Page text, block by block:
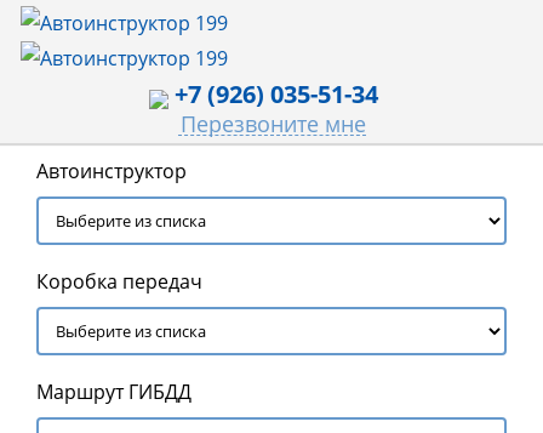
+7 (926) 035-51-34
Перезвоните мне
Автоинструктор
Коробка передач
Маршрут ГИБДД